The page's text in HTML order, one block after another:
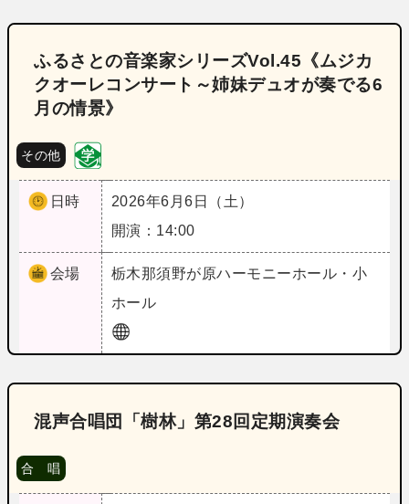
ふるさとの音楽家シリーズVol.45《ムジカ
クオーレコンサート～姉妹デュオが奏でる6
月の情景》
その他
日時
2026年6月6日（土）
開演：14:00
会場 栃木那須野が原ハーモニーホール・小
ホール
混声合唱団「樹林」第28回定期演奏会
合 唱